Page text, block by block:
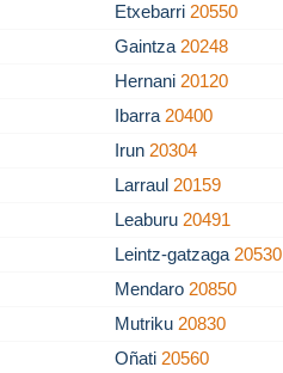
Etxebarri 20550
Gaintza 20248
Hernani 20120
Ibarra 20400
Irun 20304
Larraul 20159
Leaburu 20491
Leintz-gatzaga 20530
Mendaro 20850
Mutriku 20830
Oñati 20560